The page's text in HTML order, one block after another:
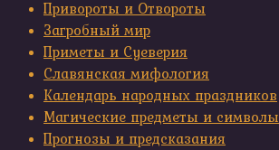
Привороты и Отвороты
Загробный мир
Приметы и Суеверия
Славянская мифология
Календарь народных праздников
Магические предметы и символы
Прогнозы и предсказания